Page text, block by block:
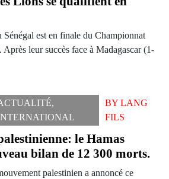
est en finale du Championnat
leur succès face à Madagascar (1-
,
BY LANG
FILS
le Hamas
bilan de 12 300 morts.
palestinien a annoncé ce